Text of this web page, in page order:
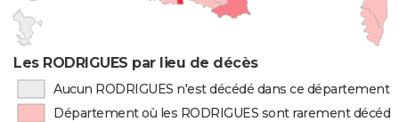
Les RODRIGUES par lieu de décès
Aucun RODRIGUES n'est décédé dans ce département
Département où les RODRIGUES sont rarement